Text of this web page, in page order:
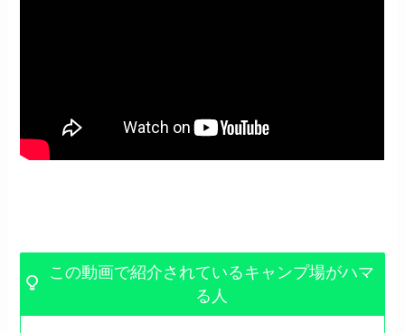
この動画で紹介されているキャンプ場がハマ
る人